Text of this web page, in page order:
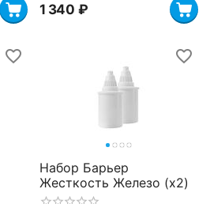
1 340 ₽
Набор Барьер
Жесткость Железо (х2)